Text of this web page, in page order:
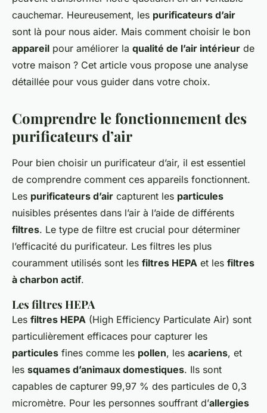
Aaron•7 octobre 2024•6 min de lecture
cauchemar. Heureusement, les purificateurs d’air
sont là pour nous aider. Mais comment choisir le bon
appareil pour améliorer la qualité de l’air intérieur de
votre maison ? Cet article vous propose une analyse
détaillée pour vous guider dans votre choix.
Comprendre le fonctionnement des
purificateurs d’air
Pour bien choisir un purificateur d’air, il est essentiel
de comprendre comment ces appareils fonctionnent.
Les purificateurs d’air capturent les particules
nuisibles présentes dans l’air à l’aide de différents
filtres. Le type de filtre est crucial pour déterminer
l’efficacité du purificateur. Les filtres les plus
couramment utilisés sont les filtres HEPA et les filtres
à charbon actif.
Les filtres HEPA
Les filtres HEPA (High Efficiency Particulate Air) sont
particulièrement efficaces pour capturer les
particules fines comme les pollen, les acariens, et
les squames d’animaux domestiques. Ils sont
capables de capturer 99,97 % des particules de 0,3
micromètre. Pour les personnes souffrant d’allergies